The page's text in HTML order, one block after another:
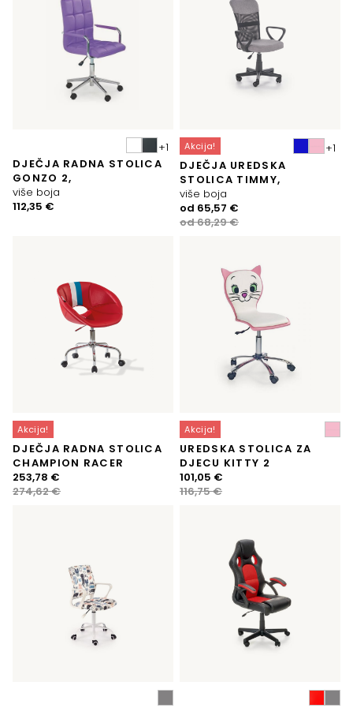
DJEČJA RADNA STOLICA
GONZO 2,
više boja
112,35 €
Akcija!
DJEČJA UREDSKA
STOLICA TIMMY,
više boja
od68,29€
Izvorna
cijena
od 65,57 €
Trenutna
cijena
Akcija!
DJEČJA RADNA STOLICA
CHAMPION RACER
274,62€
Izvorna
cijena
253,78 €
Trenutna
cijena
Akcija!
UREDSKA STOLICA ZA
DJECU KITTY 2
116,75€
Izvorna
cijena
101,05 €
Trenutna
cijena